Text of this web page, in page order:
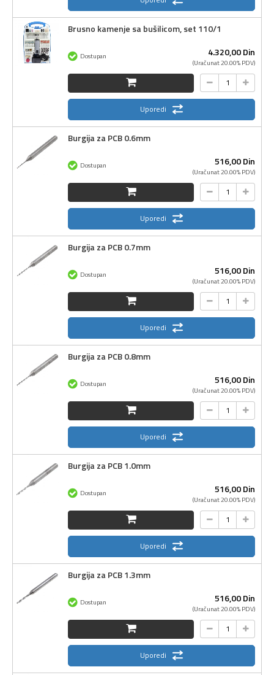
Brusno kamenje sa bušilicom, set 110/1
4.320,00Din
(Uračunat 20.00% PDV)
Dostupan
Uporedi
Burgija za PCB 0.6mm
516,00Din
(Uračunat 20.00% PDV)
Dostupan
Uporedi
Burgija za PCB 0.7mm
516,00Din
(Uračunat 20.00% PDV)
Dostupan
Uporedi
Burgija za PCB 0.8mm
516,00Din
(Uračunat 20.00% PDV)
Dostupan
Uporedi
Burgija za PCB 1.0mm
516,00Din
(Uračunat 20.00% PDV)
Dostupan
Uporedi
Burgija za PCB 1.3mm
516,00Din
(Uračunat 20.00% PDV)
Dostupan
Uporedi